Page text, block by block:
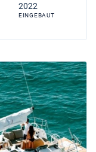
2022
EINGEBAUT